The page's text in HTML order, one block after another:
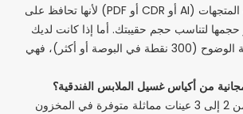
نُفضّل استخدام ملفات المتجهات (AI أو CDR أو PDF) لأنها تحافظ على
لتناسب حجم حقيبتك. أما إذا كانت لديك
ملفات JPG/PNG عالية الوضوح (300 نقطة في البوصة أو أكثر)، فهي
تقدم شركة Uclean من 2 إلى 3 عينات مماثلة متوفرة في المخزون